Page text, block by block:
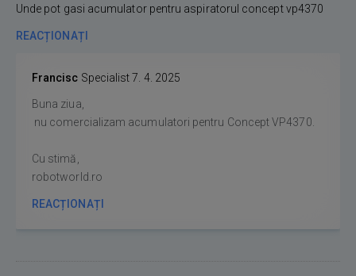
Unde pot gasi acumulator pentru aspiratorul concept vp4370
REACȚIONAȚI
Francisc Specialist 7. 4. 2025
Buna ziua,
nu comercializam acumulatori pentru Concept VP4370.
Cu stimă,
robotworld.ro
REACȚIONAȚI